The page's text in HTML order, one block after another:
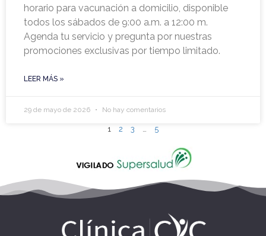
horario para vacunación a domicilio, disponible
todos los sábados de 9:00 a.m. a 12:00 m.
Agenda tu servicio y pregunta por nuestras
promociones exclusivas por tiempo limitado.
LEER MÁS »
29 de mayo de 2026 No hay comentarios
1 2 3 5